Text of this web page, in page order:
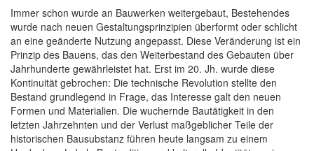
Immer schon wurde an Bauwerken weitergebaut, Bestehendes
wurde nach neuen Gestaltungsprinzipien überformt oder schlicht
an eine geänderte Nutzung angepasst. Diese Veränderung ist ein
Prinzip des Bauens, das den Weiterbestand des Gebauten über
Jahrhunderte gewährleistet hat. Erst im 20. Jh. wurde diese
Kontinuität gebrochen: Die technische Revolution stellte den
Bestand grundlegend in Frage, das Interesse galt den neuen
Formen und Materialien. Die wuchernde Bautätigkeit in den
letzten Jahrzehnten und der Verlust maßgeblicher Teile der
historischen Bausubstanz führen heute langsam zu einem